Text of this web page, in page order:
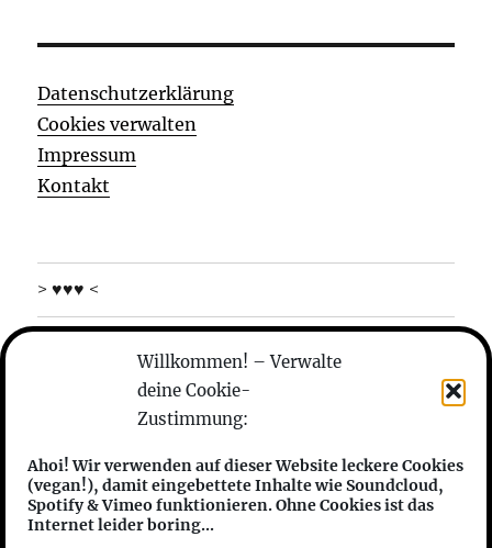
Willkommen! – Verwalte
deine Cookie-
Zustimmung:
Ahoi! Wir verwenden auf dieser Website leckere Cookies
(vegan!), damit eingebettete Inhalte wie Soundcloud,
Spotify & Vimeo funktionieren. Ohne Cookies ist das
Internet leider boring...
Datenschutzerklärung
Cookies verwalten
Impressum
Kontakt
> ♥♥♥ <
wer sind die
features